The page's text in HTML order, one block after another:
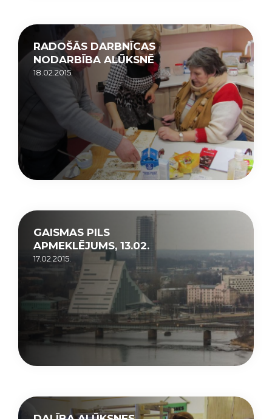
RADOŠĀS DARBNĪCAS
NODARBĪBA ALŪKSNĒ
18.02.2015.
GAISMAS PILS
APMEKLĒJUMS, 13.02.
17.02.2015.